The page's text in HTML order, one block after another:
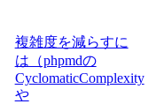
複雑度を減らすに
は（phpmdの
CyclomaticComplexity
や